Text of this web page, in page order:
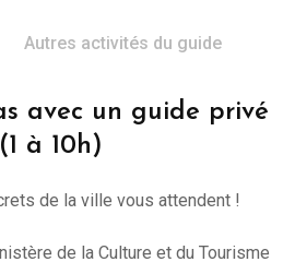
Autres activités du guide
avec un guide privé
(1 à 10h)
de la ville vous attendent !
de la Culture et du Tourisme